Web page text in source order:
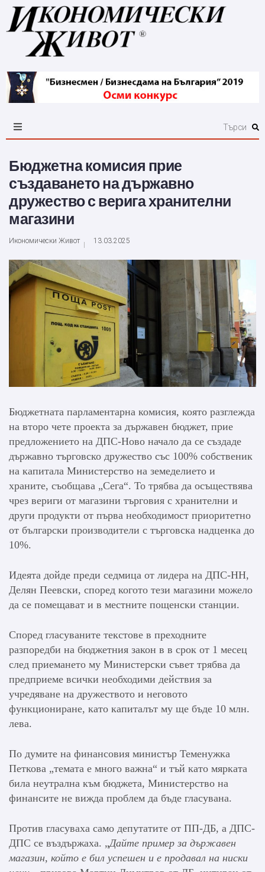
Бюджетна комисия прие
създаването на държавно
дружество с верига хранителни
магазини
Икономически Живот 13.03.2025
Бюджетната парламентарна комисия, която разглежда
на второ чете проекта за държавен бюджет, прие
предложението на ДПС-Ново начало да се създаде
държавно търговско дружество със 100% собственик
на капитала Министерство на земеделието и
храните, съобщава „Сега“. То трябва да осъществява
чрез вериги от магазини търговия с хранителни и
други продукти от първа необходимост приоритетно
от български производители с търговска надценка до
10%.
Идеята дойде преди седмица от лидера на ДПС-НН,
Делян Пеевски, според когото тези магазини можело
да се помещават и в местните пощенски станции.
Според гласуваните текстове в преходните
разпоредби на бюджетния закон в в срок от 1 месец
след приемането му Министерски съвет трябва да
предприеме всички необходими действия за
учредяване на дружеството и неговото
функциониране, като капиталът му ще бъде 10 млн.
лева.
По думите на финансовия министър Теменужка
Петкова „темата е много важна“ и тъй като мярката
била неутрална към бюджета, Министерство на
финансите не вижда проблем да бъде гласувана.
Против гласуваха само депутатите от ПП-ДБ, а ДПС-
ДПС се въздържаха. „Дайте пример за държавен
магазин, който е бил успешен и е продавал на ниски